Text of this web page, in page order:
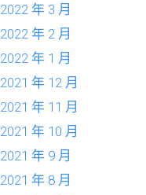
2022 年 3 月
2022 年 2 月
2022 年 1 月
2021 年 12 月
2021 年 11 月
2021 年 10 月
2021 年 9 月
2021 年 8 月